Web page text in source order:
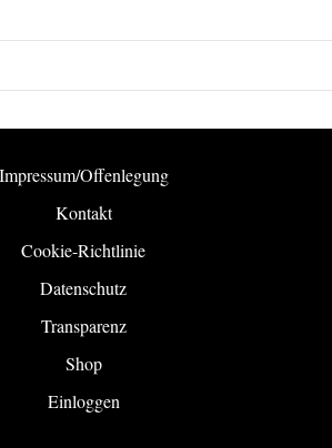
Impressum/Offenlegung
Kontakt
Cookie-Richtlinie
Datenschutz
Transparenz
Shop
Einloggen